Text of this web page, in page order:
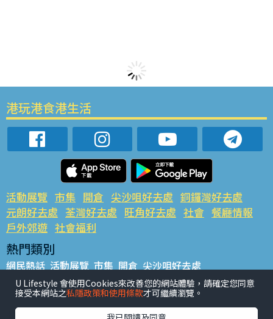
港玩港食港生活
活動展覽 市集 開倉 尖沙咀好去處 銅鑼灣好去處
元朗好去處 荃灣好去處 旺角好去處 社會 餐廳情報
戶外郊遊 社會福利
熱門類別
網民熱話 活動展覽 市集 開倉 尖沙咀好去處
銅鑼灣好去處 元朗好去處 荃灣好去處 旺角好去處 社會
餐廳情報 戶外郊遊
U Lifestyle 會使用Cookies來改善您的網站體驗，請確定您同意
接受本網站之私隱政策和使用條款才可繼續瀏覽。